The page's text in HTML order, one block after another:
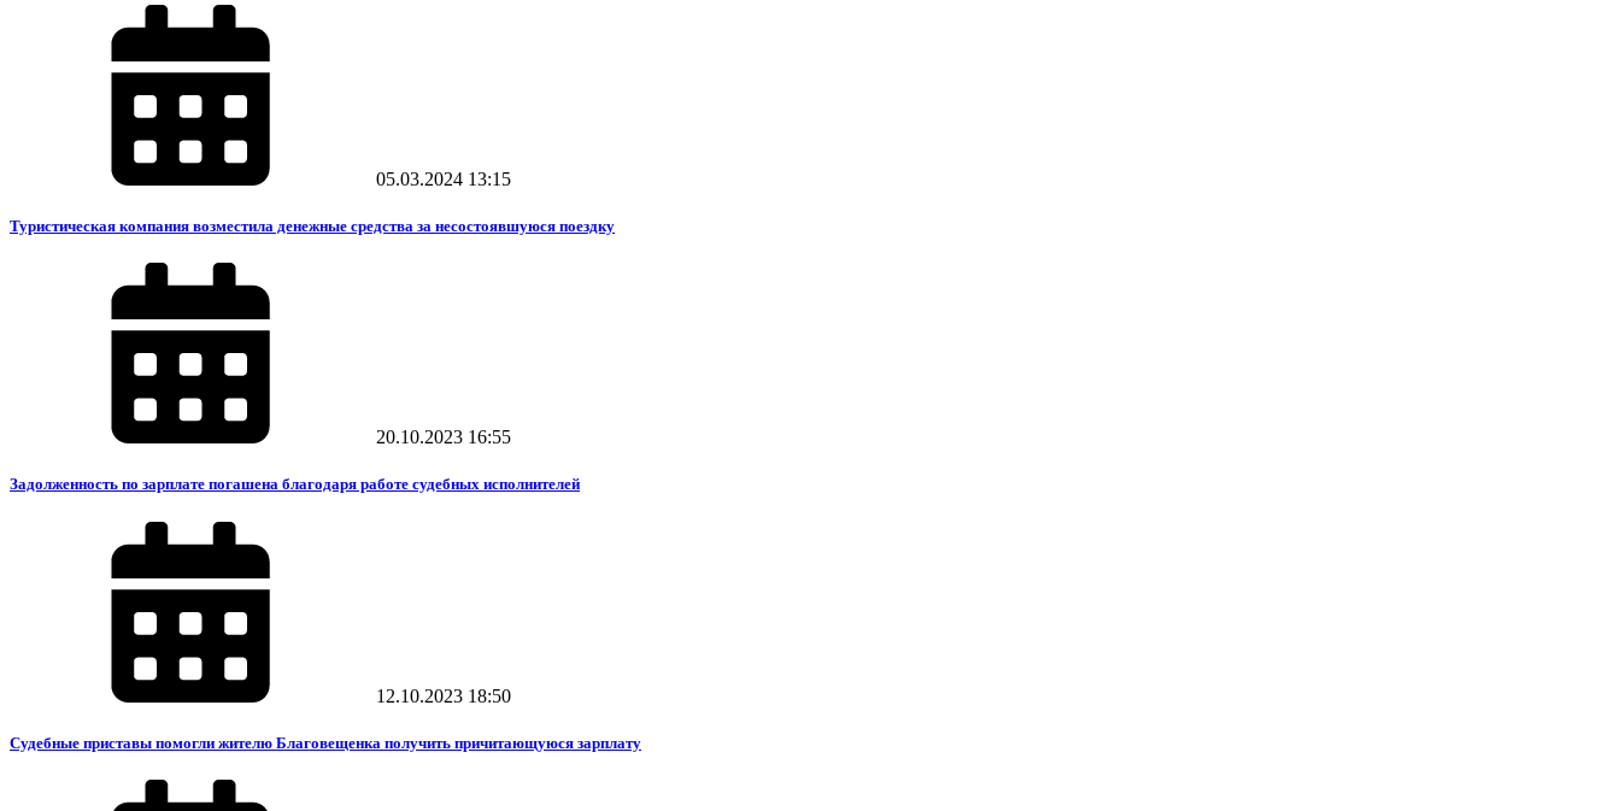
05.03.2024 13:15
Туристическая компания возместила денежные средства за несостоявшуюся поездку
20.10.2023 16:55
Задолженность по зарплате погашена благодаря работе судебных исполнителей
12.10.2023 18:50
Судебные приставы помогли жителю Благовещенка получить причитающуюся зарплату